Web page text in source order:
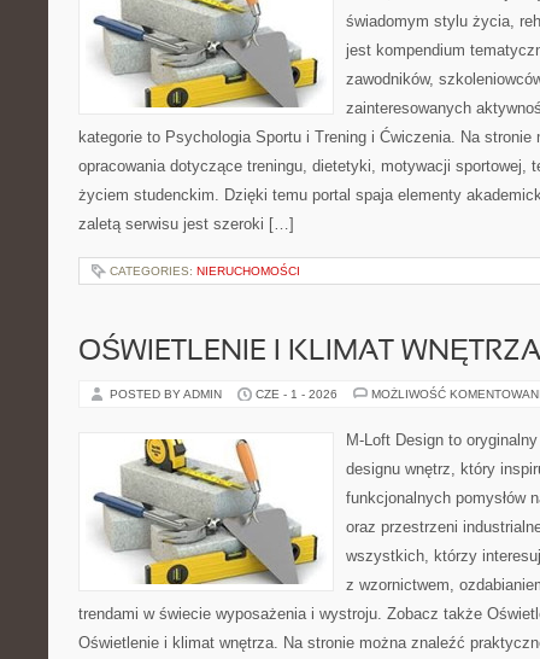
świadomym stylu życia,
jest kompendium
zawodników,
zainteresowanych
kategorie to Psychologia Sportu i Trening i Ćwiczenia. Na stronie
opracowania dotyczące treningu, dietetyki, motywacji sportowej,
życiem studenckim. Dzięki temu portal spaja elementy
zaletą serwisu jest szeroki […]
CATEGORIES: NIERUCHOMOŚCI
OŚWIETLENIE I KLIMAT WNĘTRZA
POSTED BY ADMIN CZE - 1 - 2026 MOŻLIWOŚĆ
M-Loft Design to
designu wnętrz, który
funkcjonalnych pomysłów
oraz przestrzeni
wszystkich, którzy
z wzornictwem,
trendami w świecie wyposażenia i wystroju. Zobacz także
Oświetlenie i klimat wnętrza. Na stronie można znaleźć